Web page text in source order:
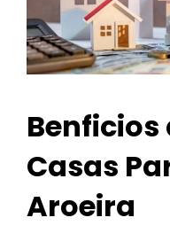
Casas
Aroeira